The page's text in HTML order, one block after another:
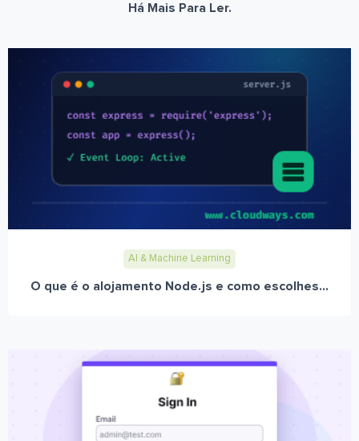
Há Mais Para Ler.
AI & Machine Learning
O que é o alojamento Node.js e como escolhes...